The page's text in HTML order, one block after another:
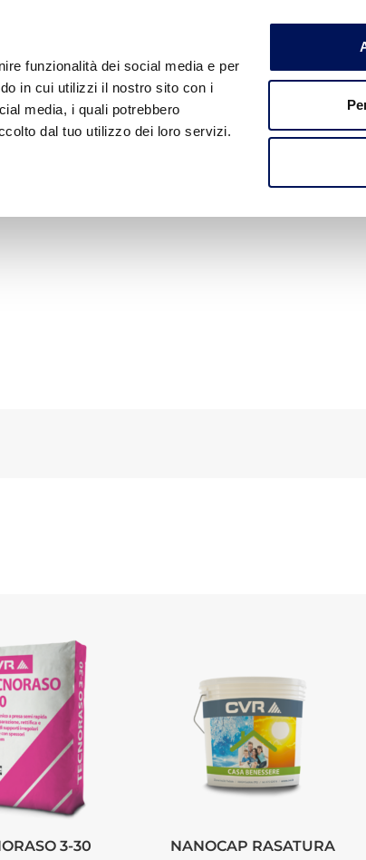
funzionalità dei social media e per
in cui utilizzi il nostro sito con i
media, i quali potrebbero
dal tuo utilizzo dei loro servizi.
REFERENZE NEWS
3-30 NANOCAP RASATURA